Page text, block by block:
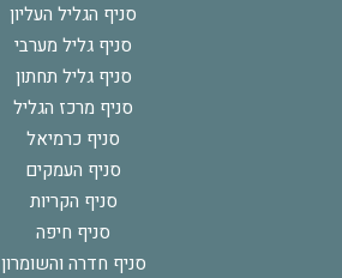
סניף הגליל העליון
סניף גליל מערבי
סניף גליל תחתון
סניף מרכז הגליל
סניף כרמיאל
סניף העמקים
סניף הקריות
סניף חיפה
סניף חדרה והשומרון